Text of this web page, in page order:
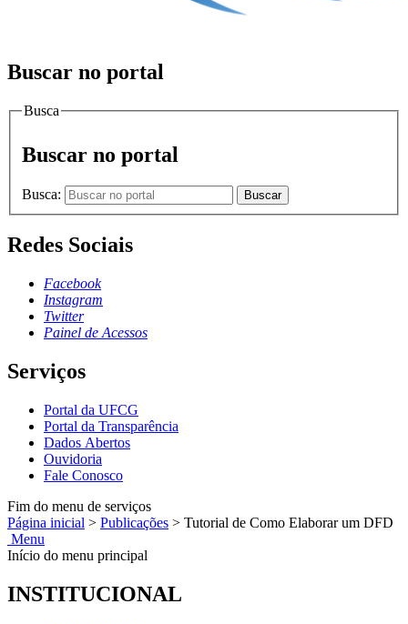
Buscar no portal
Busca
Buscar no portal
Busca: Buscar
Redes Sociais
Facebook
Instagram
Twitter
Painel de Acessos
Serviços
Portal da UFCG
Portal da Transparência
Dados Abertos
Ouvidoria
Fale Conosco
Fim do menu de serviços
Página inicial > Publicações > Tutorial de Como Elaborar um DFD
Menu
Início do menu principal
INSTITUCIONAL